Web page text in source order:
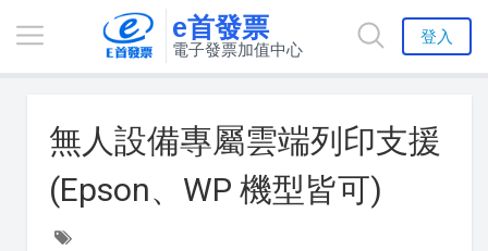
e首發票
電子發票加值中心
登入
無人設備專屬雲端列印支援
(Epson、WP 機型皆可)